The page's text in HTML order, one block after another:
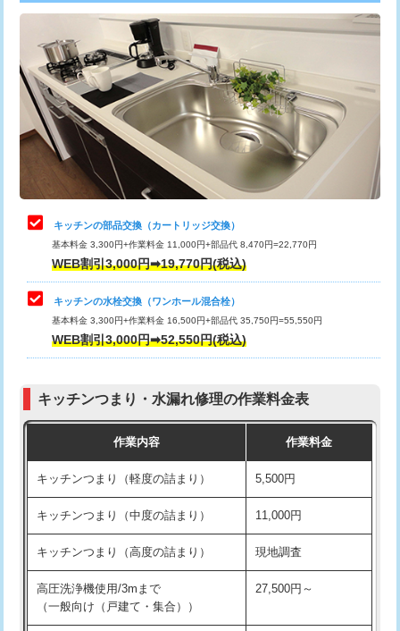
給水管工事※（バンド止め) 3,300円
給水管工事※（支持金具設置) 5,500円
給水管工事※（保温材使用（バンド止
め込み）)
5,500円
給水管工事※（土の掘削・埋め戻し作
11,000円
給水管工事※（塩ビ管（VP・HI）使
用/3ｍまで)
給水管工事※（塩ビ管（VP・HI）使
用（追加）/3ｍ超え)
給水管工事※（ライニング鋼管・銅
管・ポリ管・HT管使用/3ｍまで)
44,000円
管・ポリ管・HT管使用/3ｍ超え)
排水管工事（土の掘削・埋め戻し作
11,000円~
排水管工事（排水管工事/3ｍまで） 55,000円
排水管工事（追加 排水管工事/3ｍ超
+11,000円
マス交換（土の掘削・埋め戻し作業）
マス交換（深さ50㎝未満）
追加トーラー機使用/3m超え +3,300円
カメラ調査 33,000円
桝清掃 8,800円
止水・漏水調査・防水処理・清掃・修
理・調整・分解・加工など（軽作業）
11,000円
止水・漏水調査・防水処理・清掃・修
理・調整・分解・加工など（中作業）
22,000円
止水・漏水調査・防水処理・清掃・修
理・調整・分解・加工など（重作業）
33,000円
お風呂タンク脱着
その他部品の脱着
式・ワンホール）)
交換・取付(排水栓・排水トラップ
22,000円+材料費
持込商品取付（単水栓）
キッチンの部品交換（カートリッジ交換）
基本料金 3,300円+作業料金 11,000円+部品代 8,470円=22,770円
WEB割引3,000円➡19,770円(税込)
キッチンの水栓交換（ワンホール混合栓）
基本料金 3,300円+作業料金 16,500円+部品代 35,750円=55,550円
WEB割引3,000円➡52,550円(税込)
キッチンつまり・水漏れ修理の作業料金表
作業内容 作業料金
キッチンつまり（軽度の詰まり） 5,500円
キッチンつまり（中度の詰まり） 11,000円
キッチンつまり（高度の詰まり） 現地調査
高圧洗浄機使用/3mまで
（一般向け（戸建て・集合））
27,500円～